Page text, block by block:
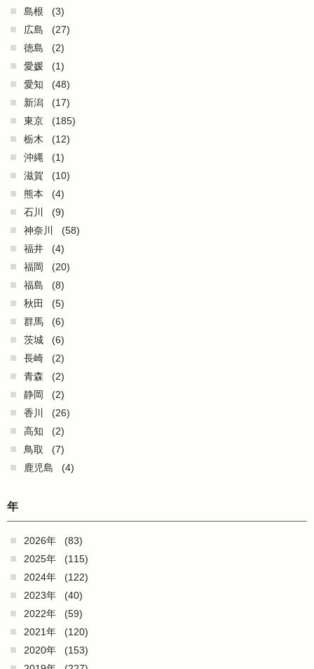
島根
(3)
広島
(27)
徳島
(2)
愛媛
(1)
愛知
(48)
新潟
(17)
東京
(185)
栃木
(12)
沖縄
(1)
滋賀
(10)
熊本
(4)
石川
(9)
神奈川
(58)
福井
(4)
福岡
(20)
福島
(8)
秋田
(5)
群馬
(6)
茨城
(6)
長崎
(2)
青森
(2)
静岡
(2)
香川
(26)
高知
(2)
鳥取
(7)
鹿児島
(4)
年
2026年
(83)
2025年
(115)
2024年
(122)
2023年
(40)
2022年
(59)
2021年
(120)
2020年
(153)